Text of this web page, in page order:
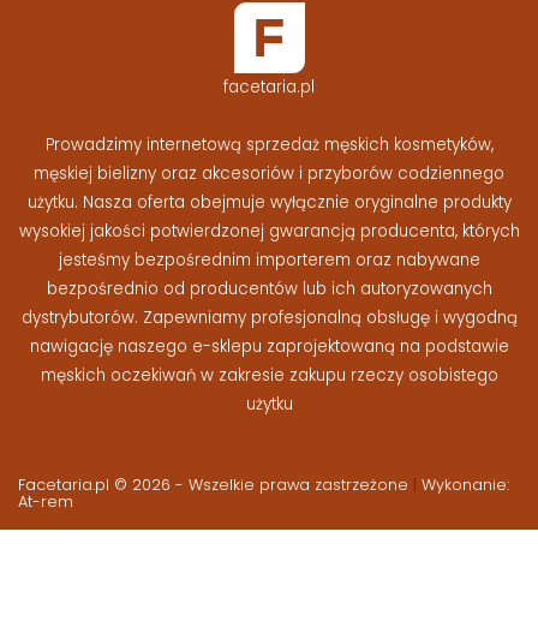
facetaria.pl
Prowadzimy internetową sprzedaż męskich kosmetyków,
męskiej bielizny oraz akcesoriów i przyborów codziennego
użytku. Nasza oferta obejmuje wyłącznie oryginalne produkty
wysokiej jakości potwierdzonej gwarancją producenta, których
jesteśmy bezpośrednim importerem oraz nabywane
bezpośrednio od producentów lub ich autoryzowanych
dystrybutorów. Zapewniamy profesjonalną obsługę i wygodną
nawigację naszego e-sklepu zaprojektowaną na podstawie
męskich oczekiwań w zakresie zakupu rzeczy osobistego
użytku
Facetaria.pl © 2026 - Wszelkie prawa zastrzeżone | Wykonanie:
At-rem